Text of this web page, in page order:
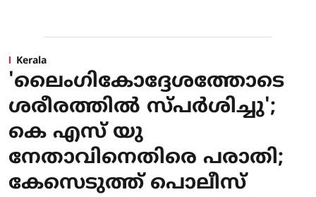
Kerala
'ലൈംഗികോദ്ദേശത്തോടെ
ശരീരത്തില്‍ സ്പര്‍ശിച്ചു';
കെ എസ് യു
നേതാവിനെതിരെ പരാതി;
കേസെടുത്ത് പൊലീസ്